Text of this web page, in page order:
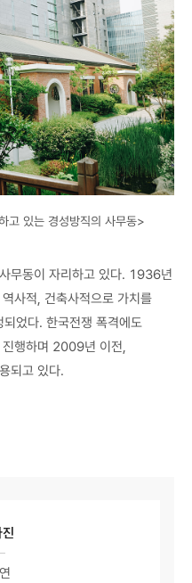
고 있는 경성방직의 사무동>
무동이 자리하고 있다. 1936년
사적, 건축사적으로 가치를
었다. 한국전쟁 폭격에도
진행하며 2009년 이전,
되고 있다.